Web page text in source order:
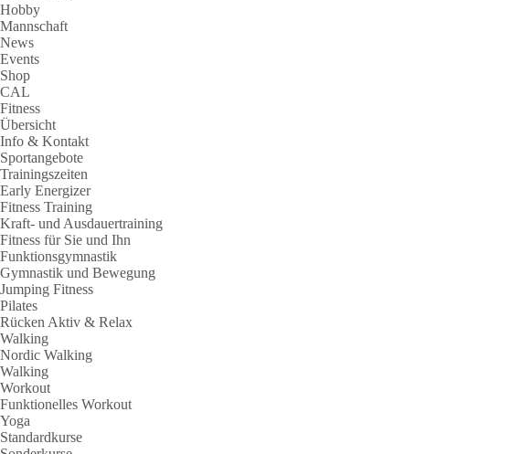
Hobby
Mannschaft
News
Events
Shop
CAL
Fitness
Übersicht
Info & Kontakt
Sportangebote
Trainingszeiten
Early Energizer
Fitness Training
Kraft- und Ausdauertraining
Fitness für Sie und Ihn
Funktionsgymnastik
Gymnastik und Bewegung
Jumping Fitness
Pilates
Rücken Aktiv & Relax
Walking
Nordic Walking
Walking
Workout
Funktionelles Workout
Yoga
Standardkurse